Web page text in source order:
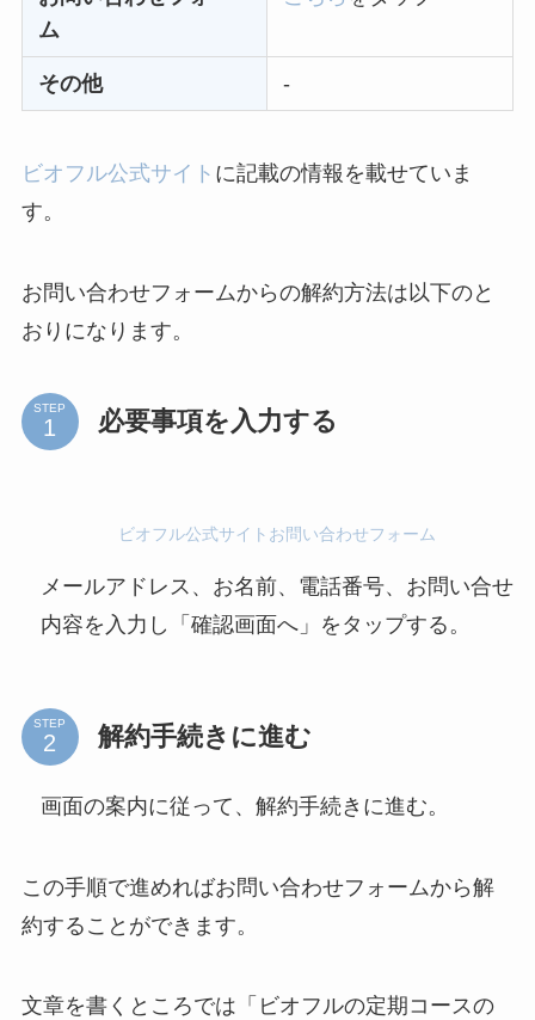
Sivorune(シボルネ)
電話以外に手続きす
る方法ある？
ニューZの解約まと
ム
その他 -
ビオフル公式サイト に記載の情報を載せていま
す。
お問い合わせフォームからの解約方法は以下のと
おりになります。
STEP 必要事項を入力する
ビオフル公式サイトお問い合わせフォーム
メールアドレス、お名前、電話番号、お問い合せ
内容を入力し「確認画面へ」をタップする。
STEP 解約手続きに進む
画面の案内に従って、解約手続きに進む。
この手順で進めればお問い合わせフォームから解
約することができます。
文章を書くところでは「ビオフルの定期コースの